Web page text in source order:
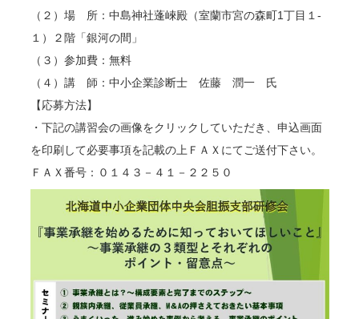
（２）場 所：中島神社蓬崍殿（室蘭市宮の森町1丁目１-
１）２階「銀河の間」
（３）参加費：無料
（４）講 師：中小企業診断士 佐藤 潤一 氏
【応募方法】
・下記の講習会の画像をクリックしていただき、申込画面
を印刷して必要事項を記載の上ＦＡＸにてご送付下さい。
ＦＡＸ番号：０１４３－４１－２２５０